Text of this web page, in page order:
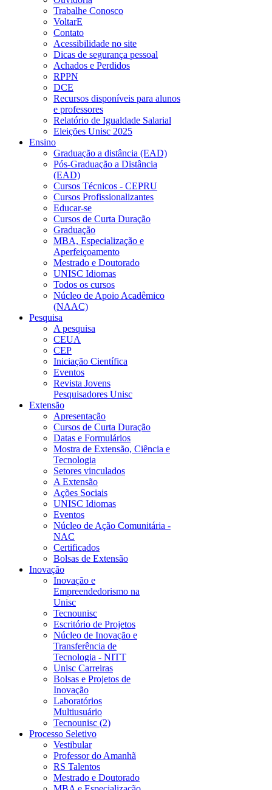
Trabalhe Conosco
VoltarE
Contato
Acessibilidade no site
Dicas de segurança pessoal
Achados e Perdidos
RPPN
DCE
Recursos disponíveis para alunos
e professores
Relatório de Igualdade Salarial
Eleições Unisc 2025
Ensino
Graduação a distância (EAD)
Pós-Graduação a Distância
(EAD)
Cursos Técnicos - CEPRU
Cursos Profissionalizantes
Educar-se
Cursos de Curta Duração
Graduação
MBA, Especialização e
Aperfeiçoamento
Mestrado e Doutorado
UNISC Idiomas
Todos os cursos
Núcleo de Apoio Acadêmico
(NAAC)
Pesquisa
A pesquisa
CEUA
CEP
Iniciação Científica
Eventos
Revista Jovens
Pesquisadores Unisc
Extensão
Apresentação
Cursos de Curta Duração
Datas e Formulários
Mostra de Extensão, Ciência e
Tecnologia
Setores vinculados
A Extensão
Ações Sociais
UNISC Idiomas
Eventos
Núcleo de Ação Comunitária -
NAC
Certificados
Bolsas de Extensão
Inovação
Inovação e
Empreendedorismo na
Unisc
Tecnounisc
Escritório de Projetos
Núcleo de Inovação e
Transferência de
Tecnologia - NITT
Unisc Carreiras
Bolsas e Projetos de
Inovação
Laboratórios
Multiusuário
Tecnounisc (2)
Processo Seletivo
Vestibular
Professor do Amanhã
RS Talentos
Mestrado e Doutorado